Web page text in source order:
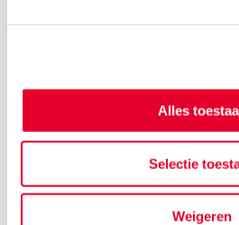
Alles
Selectie
Weigeren